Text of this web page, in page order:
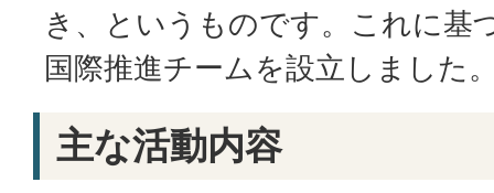
き、というものです。これに基
国際推進チームを設立しました
主な活動内容